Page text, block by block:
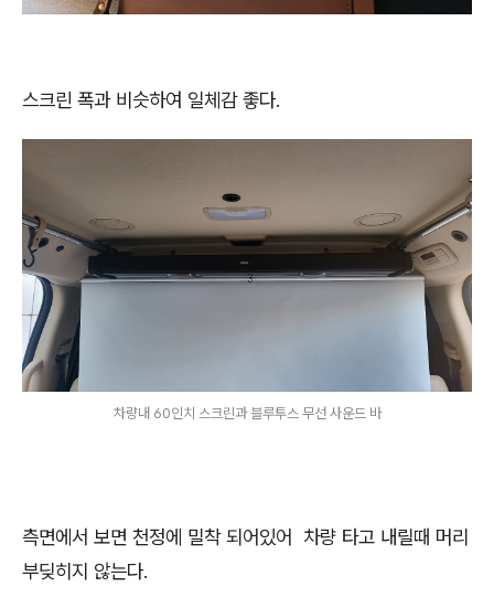
스크린 폭과 비슷하여 일체감 좋다.
차량내 60인치 스크린과 블루투스 무선 사운드 바
측면에서 보면 천정에 밀착 되어있어 차량 타고 내릴때 머리
부딪히지 않는다.